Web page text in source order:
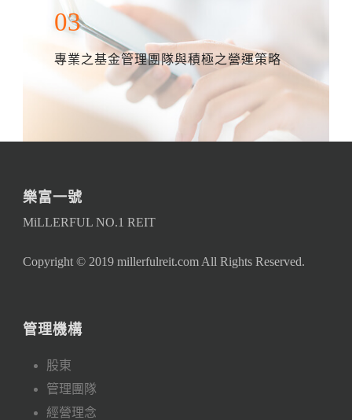
03
專業之基金管理團隊與積極之營運策略
樂富一號
MiLLERFUL NO.1 REIT
Copyright © 2019 millerfulreit.com All Rights Reserved.
管理機構
股東
管理團隊
經營理念